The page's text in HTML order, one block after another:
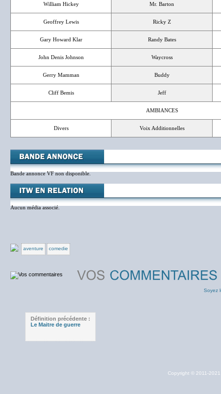
William Hickey Mr. Barton
Geoffrey Lewis Ricky Z
Gary Howard Klar Randy Bates
John Denis Johnson Waycross
Gerry Mamman Buddy
Cliff Bemis Jeff
AMBIANCES
Divers Voix Additionnelles
Bande annonce VF non disponible.
Aucun média associé.
aventure comedie
Soyez
Définition précédente :
Le Maitre de guerre
Copyright © 2011-